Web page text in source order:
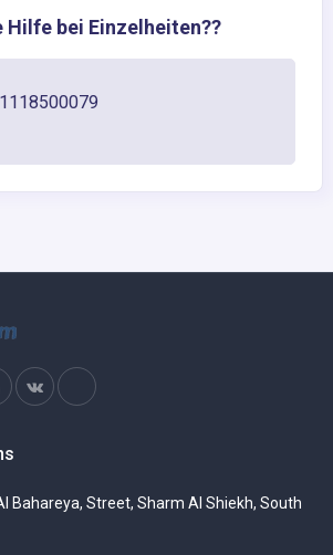
Hilfe bei Einzelheiten??
Bahareya, Street, Sharm Al Shiekh, South